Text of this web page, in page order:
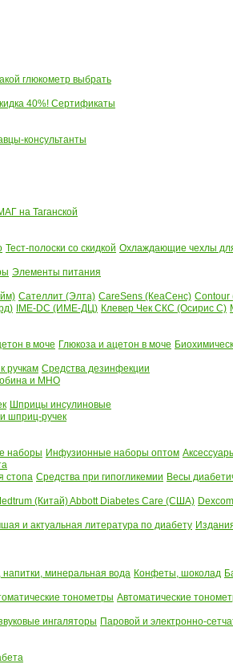
глюкометр выбрать
40%! Сертификаты
консультанты
на Таганской
Тест-полоски со скидкой Охлаждающие чехлы
Элементы питания
Сателлит (Элта) CareSens (КеаСенс) Contour
IME-DC (ИМЕ-ДЦ) Клевер Чек СКС (Осирис С)
в моче Глюкоза и ацетон в моче
ручкам Средства дезинфекции
и МНО
Шприцы инсулиновые
шприц-ручек
наборы Инфузионные наборы оптом
стопа Средства при гипогликемии Весы
(Китай)Abbott Diabetes Care (США)
и актуальная литература по диабету
напитки, минеральная вода Конфеты, шоколад
тонометры Автоматические
ингаляторы Паровой и электронно-